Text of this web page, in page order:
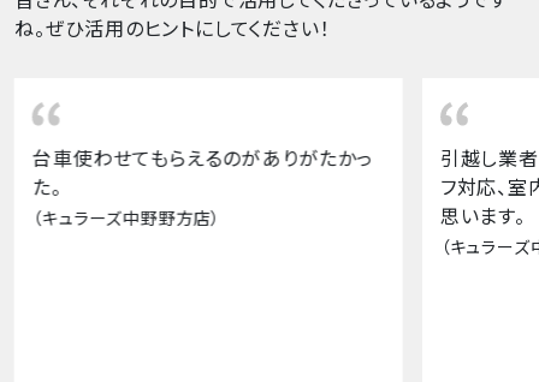
ね。ぜひ活用のヒントにしてください！
がたかっ
引越し業者さんのオススメでした。スタッ
フ対応、室内の空調等、特に問題なしと
思います。